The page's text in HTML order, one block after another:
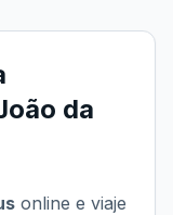
da
online e viaje